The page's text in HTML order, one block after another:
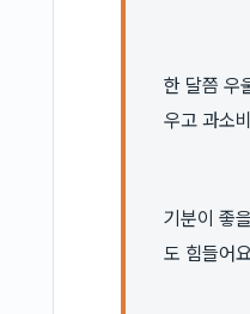
한 달쯤 우
우고 과소
기분이 좋
도 힘들어